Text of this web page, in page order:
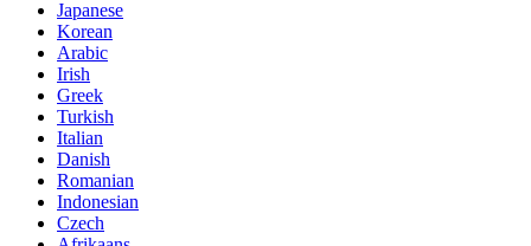
Japanese
Korean
Arabic
Irish
Greek
Turkish
Italian
Danish
Romanian
Indonesian
Czech